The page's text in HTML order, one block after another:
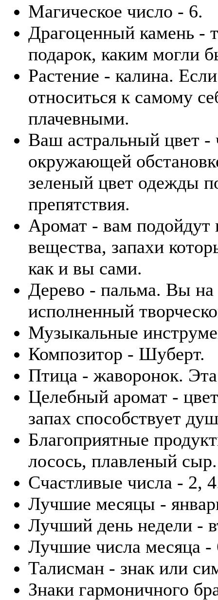
Магическое число - 6.
Драгоценный камень -
подарок, каким могли
Растение - калина.
относиться к самому
плачевными.
Ваш астральный цвет
окружающей
зеленый цвет одежды
препятствия.
Аромат - вам подойдут
вещества, запахи
как и вы сами.
Дерево - пальма. Вы на
исполненный
Музыкальные
Композитор - Шуберт.
Птица - жаворонок.
Целебный аромат -
запах способствует
Благоприятные
лосось, плавленый сыр.
Счастливые числа - 2,
Лучшие месяцы -
Лучший день недели -
Лучшие числа месяца -
Талисман - знак или
Знаки гармоничного